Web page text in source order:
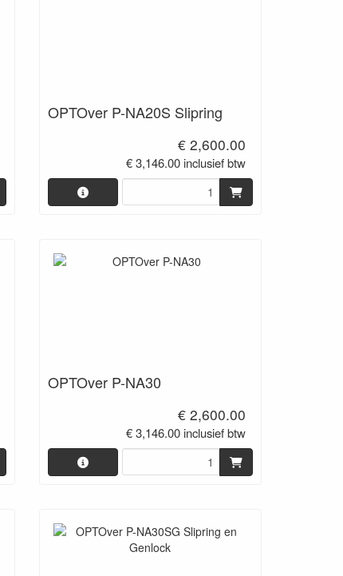
OPTOver P-NA20S Slipring
€ 2,600.00
€ 3,146.00 inclusief btw
OPTOver P-NA30
€ 2,600.00
€ 3,146.00 inclusief btw